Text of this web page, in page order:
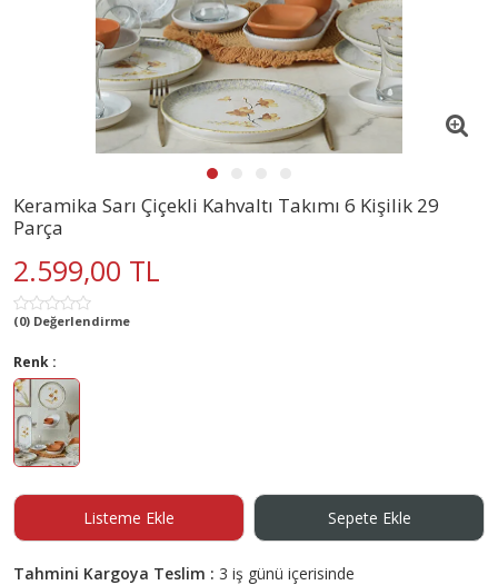
Keramika Sarı Çiçekli Kahvaltı Takımı 6 Kişilik 29
Parça
2.599,00 TL
(0) Değerlendirme
Renk :
Listeme Ekle Sepete Ekle
Tahmini Kargoya Teslim : 3 iş günü içerisinde